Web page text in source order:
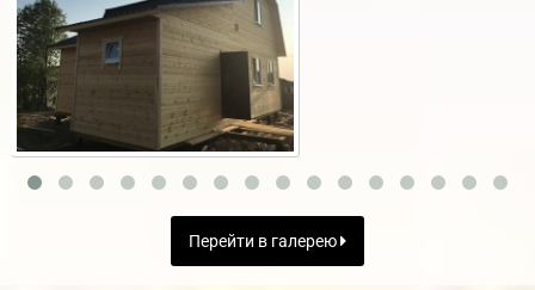
Перейти в галерею